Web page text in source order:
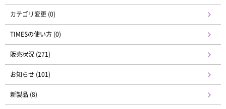
カテゴリ変更 (0)
TIMESの使い方 (0)
販売状況 (271)
お知らせ (101)
新製品 (8)